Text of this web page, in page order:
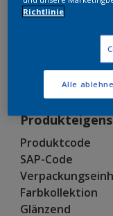
Produktcode
SAP-Code
Farbkollektion
Glänzend
Richtlinie
Alle